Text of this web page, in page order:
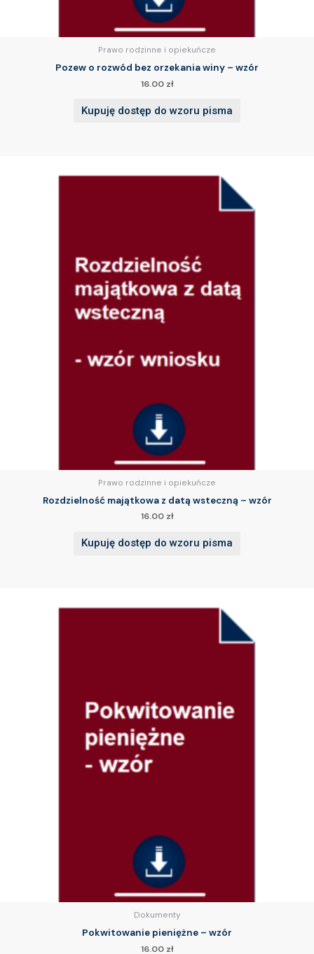
Prawo rodzinne i opiekuńcze
Pozew o rozwód bez orzekania winy – wzór
16.00 zł
Kupuję dostęp do wzoru pisma
Prawo rodzinne i opiekuńcze
Rozdzielność majątkowa z datą wsteczną – wzór
16.00 zł
Kupuję dostęp do wzoru pisma
Dokumenty
Pokwitowanie pieniężne – wzór
16.00 zł